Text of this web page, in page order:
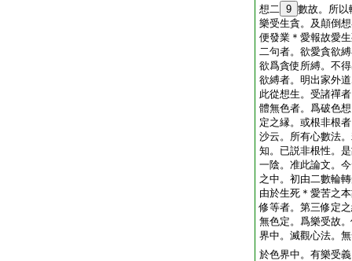
想二 9 數故。所以
樂受生貪。及顛倒
便發業＊愛報故愛
二句者。欲愛貪欲
欲爲貪使所縛。不
欲縛者。明出家外
此從想生。受諸禪
體無色者。爲破色
定之縁。或根非根
沙云。所有心數法
知。已説非根性。
一陰。准此論文。
之中。初由二數輪
由於生死＊愛苦之
修等者。第三修定
無色定。爲樂受故
界中。滅觀心法。
於色界中。有樂受